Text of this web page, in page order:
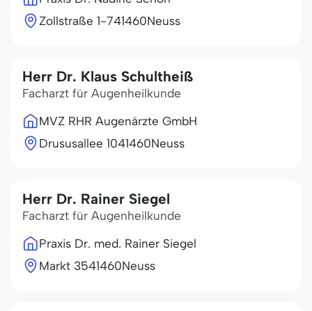
Zollstraße 1-741460Neuss
Herr Dr. Klaus Schultheiß
Facharzt für Augenheilkunde
MVZ RHR Augenärzte GmbH
Drususallee 1041460Neuss
Herr Dr. Rainer Siegel
Facharzt für Augenheilkunde
Praxis Dr. med. Rainer Siegel
Markt 3541460Neuss